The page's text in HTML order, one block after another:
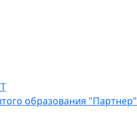
образования "Партнер"